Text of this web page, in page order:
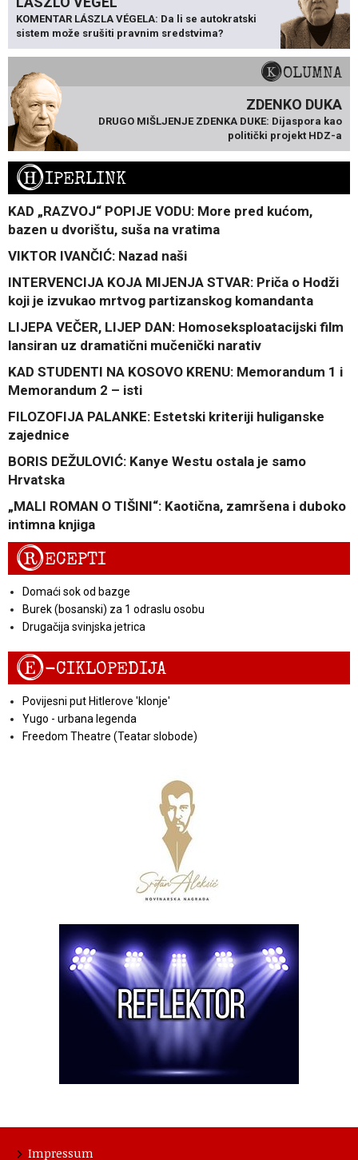
KOMENTAR LÁSZLA VÉGELA: Da li se autokratski
sistem može srušiti pravnim sredstvima?
KOLUMNA
ZDENKO DUKA
DRUGO MIŠLJENJE ZDENKA DUKE: Dijaspora kao
politički projekt HDZ-a
HIPERLINK
KAD „RAZVOJ“ POPIJE VODU: More pred kućom,
bazen u dvorištu, suša na vratima
VIKTOR IVANČIĆ: Nazad naši
INTERVENCIJA KOJA MIJENJA STVAR: Priča o Hodži
koji je izvukao mrtvog partizanskog komandanta
LIJEPA VEČER, LIJEP DAN: Homoseksploatacijski film
lansiran uz dramatični mučenički narativ
KAD STUDENTI NA KOSOVO KRENU: Memorandum 1 i
Memorandum 2 – isti
FILOZOFIJA PALANKE: Estetski kriteriji huliganske
zajednice
BORIS DEŽULOVIĆ: Kanye Westu ostala je samo
Hrvatska
„MALI ROMAN O TIŠINI“: Kaotična, zamršena i duboko
intimna knjiga
RECEPTI
Domaći sok od bazge
Burek (bosanski) za 1 odraslu osobu
Drugačija svinjska jetrica
E-CIKLOPEDIJA
Povijesni put Hitlerove 'klonje'
Yugo - urbana legenda
Freedom Theatre (Teatar slobode)
Impressum